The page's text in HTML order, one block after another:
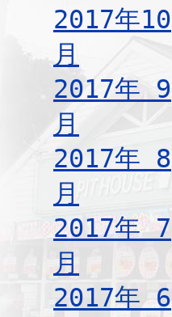
2017年10
月
2017年 9
月
2017年 8
月
2017年 7
月
2017年 6